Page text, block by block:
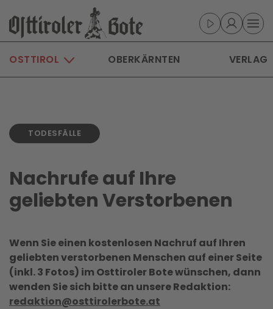
Skip to main content
OSTTIROL OBERKÄRNTEN VERLAG
TODESFÄLLE
Nachrufe auf Ihre
geliebten Verstorbenen
Wenn Sie einen kostenlosen Nachruf auf Ihren
geliebten verstorbenen Menschen auf einer Seite
(inkl. 3 Fotos) im Osttiroler Bote wünschen, dann
wenden Sie sich bitte an unsere Redaktion:
redaktion@osttirolerbote.at